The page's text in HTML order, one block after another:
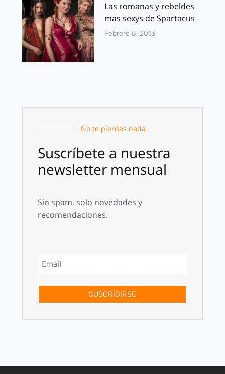
Las romanas y rebeldes
mas sexys de Spartacus
Febrero 8, 2013
No te pierdas nada
Suscríbete a nuestra
newsletter mensual
Sin spam, solo novedades y
recomendaciones.
SUSCRÍBIRSE